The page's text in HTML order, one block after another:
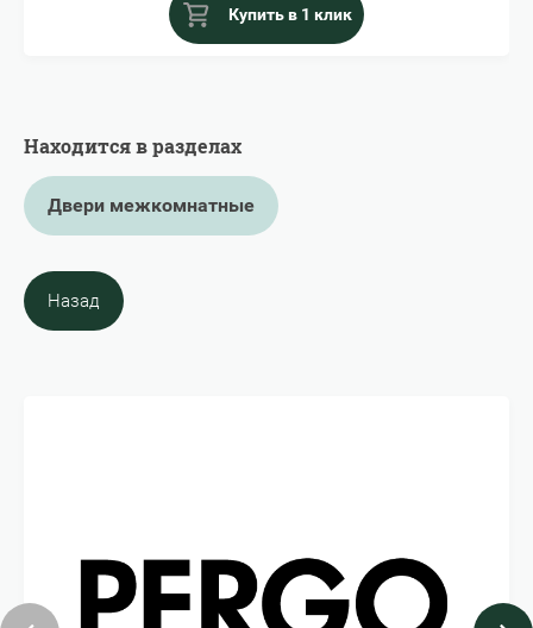
Купить в 1 клик
Находится в разделах
Двери межкомнатные
Назад